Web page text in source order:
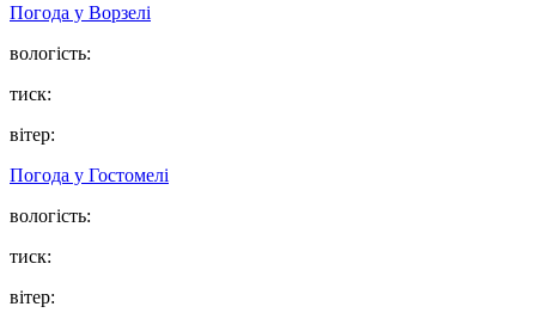
Погода у Ворзелі
вологість:
тиск:
вітер:
Погода у Гостомелі
вологість:
тиск:
вітер: